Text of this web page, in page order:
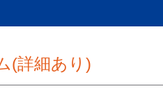
(詳細あり)